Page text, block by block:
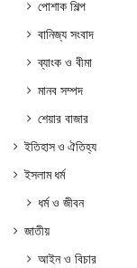
পোশাক শিল্প
বানিজ্য সংবাদ
ব্যাংক ও বীমা
মানব সম্পদ
শেয়ার বাজার
ইতিহাস ও ঐতিহ্য
ইসলাম ধর্ম
ধর্ম ও জীবন
জাতীয়
আইন ও বিচার